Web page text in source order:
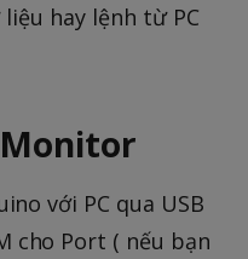
hay lệnh từ PC
với PC qua USB
cho Port ( nếu bạn